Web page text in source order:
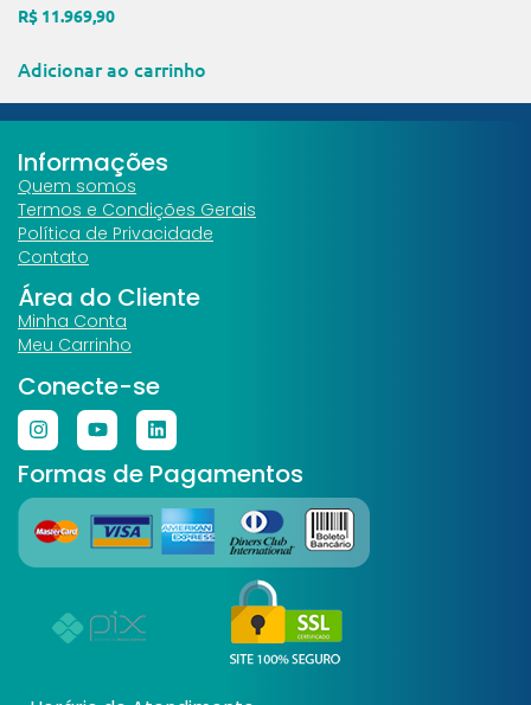
R$ 11.969,90
Adicionar ao carrinho
Informações
Quem somos
Termos e Condições Gerais
Política de Privacidade
Contato
Área do Cliente
Minha Conta
Meu Carrinho
Conecte-se
Formas de Pagamentos